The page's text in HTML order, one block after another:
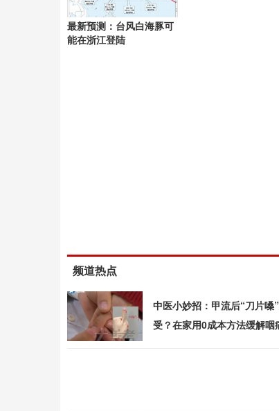
最新预测：台风白海豚可
能在浙江登陆
频道热点
中医小妙招：甲流后“刀片嗓
受？在家用0成本方法缓解咽